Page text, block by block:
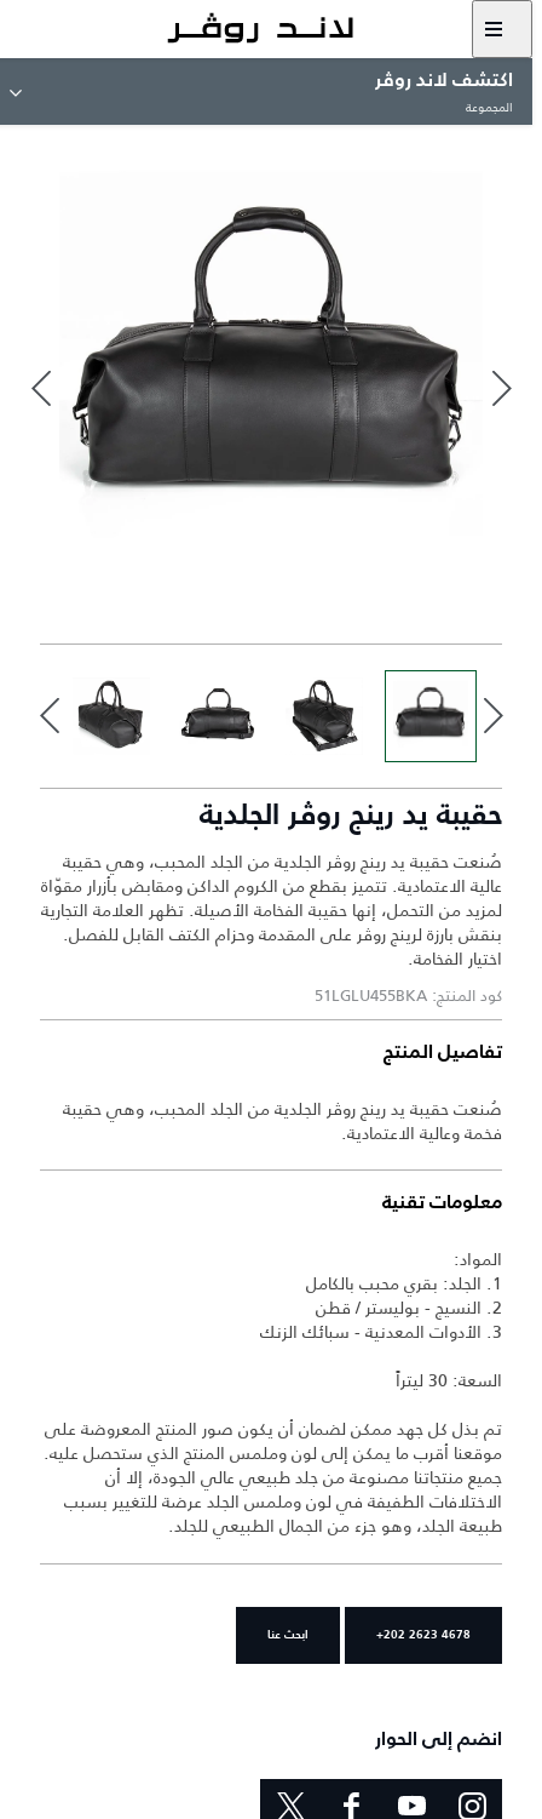
اكتشف لاند روڤر
المجموعة
حقيبة يد رينج روڤر الجلدية
صُنعت حقيبة يد رينج روڤر الجلدية من الجلد المحبب، وهي حقيبة
عالية الاعتمادية. تتميز بقطع من الكروم الداكن ومقابض بأزرار مقوّاة
لمزيد من التحمل، إنها حقيبة الفخامة الأصيلة. تظهر العلامة التجارية
بنقش بارزة لرينج روڤر على المقدمة وحزام الكتف القابل للفصل.
اختيار الفخامة.
كود المنتج: 51LGLU455BKA
تفاصيل المنتج
صُنعت حقيبة يد رينج روڤر الجلدية من الجلد المحبب، وهي حقيبة
فخمة وعالية الاعتمادية.
معلومات تقنية
المواد:
1. الجلد: بقري محبب بالكامل
2. النسيج - بوليستر / قطن
3. الأدوات المعدنية - سبائك الزنك
السعة: 30 ليتراً
تم بذل كل جهد ممكن لضمان أن يكون صور المنتج المعروضة على
موقعنا أقرب ما يمكن إلى لون وملمس المنتج الذي ستحصل عليه.
جميع منتجاتنا مصنوعة من جلد طبيعي عالي الجودة، إلا أن
الاختلافات الطفيفة في لون وملمس الجلد عرضة للتغيير بسبب
طبيعة الجلد، وهو جزء من الجمال الطبيعي للجلد.
+202 2623 4678 ابحث عنا
انضم إلى الحوار